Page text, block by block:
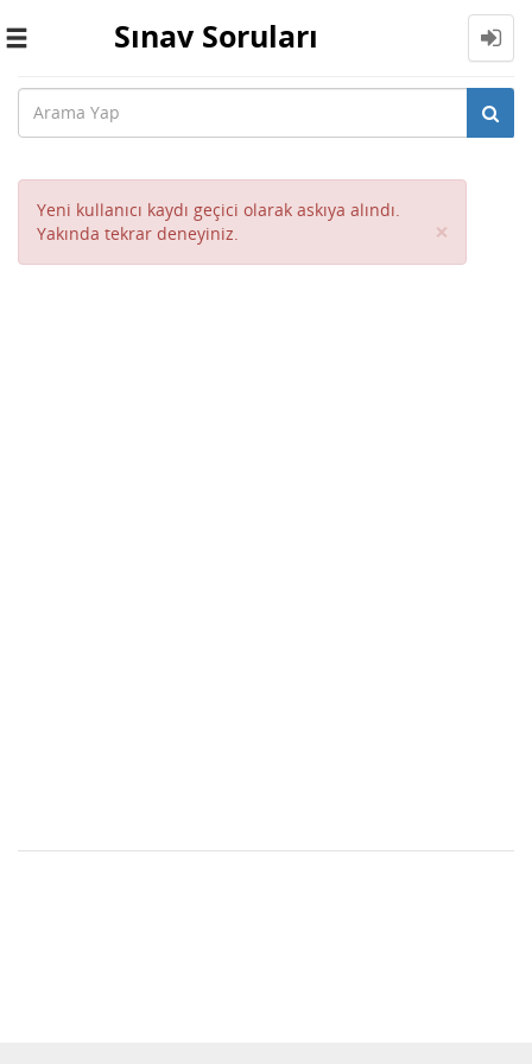
Toggle
Sınav Soruları
Yeni kullanıcı kaydı geçici olarak askıya alındı.
Yakında tekrar deneyiniz.
×